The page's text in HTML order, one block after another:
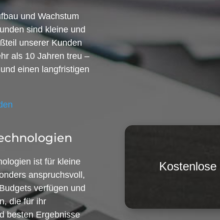
und Wachstum
sind kleine und
unserer Kunden
als 10 Jahren treu –
einen langfristigen
ist für kleine
anspruchsvoll,
verfügen und
die für ihr
besten Ergebnisse